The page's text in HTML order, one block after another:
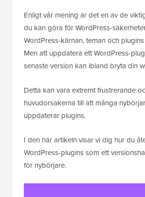
Enligt vår mening är det en av de
du kan göra för WordPress-
WordPress-kärnan, teman och
Men att uppdatera ett WordPress-
senaste version kan ibland bryta din
Detta kan vara extremt frustrerande
huvudorsakerna till att många
uppdaterar plugins.
I den här artikeln visar vi dig hur du
WordPress-plugins som ett
för nybörjare.